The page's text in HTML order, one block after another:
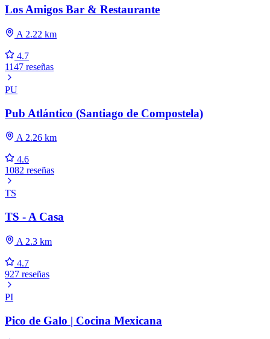
Los Amigos Bar & Restaurante
A 2.22 km
4.7
1147 reseñas
PU
Pub Atlántico (Santiago de Compostela)
A 2.26 km
4.6
1082 reseñas
TS
TS - A Casa
A 2.3 km
4.7
927 reseñas
PI
Pico de Galo | Cocina Mexicana